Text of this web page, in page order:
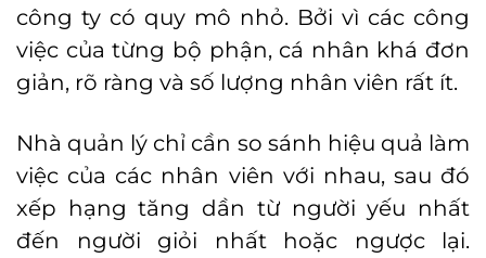
công ty có quy mô nhỏ. Bởi vì các công
việc của từng bộ phận, cá nhân khá đơn
giản, rõ ràng và số lượng nhân viên rất ít.
Nhà quản lý chỉ cần so sánh hiệu quả làm
việc của các nhân viên với nhau, sau đó
xếp hạng tăng dần từ người yếu nhất
đến người giỏi nhất hoặc ngược lại.